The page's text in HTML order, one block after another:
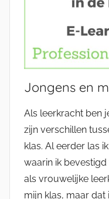
Jongens en
Als leerkracht ben
zijn verschillen
klas. Al eerder las
waarin ik
als vrouwelijke
mijn klas, maar dat